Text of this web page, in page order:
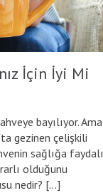
İçin İyi Mi
bayılıyor. Ama
gezinen çelişkili
sağlığa faydalı
olduğunu
nedir? […]